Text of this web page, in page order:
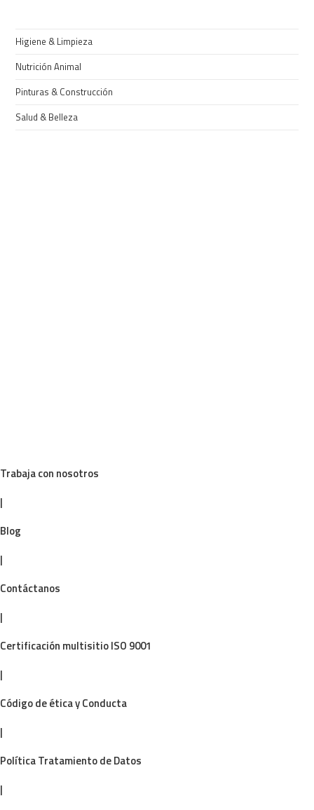
Higiene & Limpieza
Nutrición Animal
Pinturas & Construcción
Salud & Belleza
Trabaja con nosotros
|
Blog
|
Contáctanos
|
Certificación multisitio ISO 9001
|
Código de ética y Conducta
|
Política Tratamiento de Datos
|